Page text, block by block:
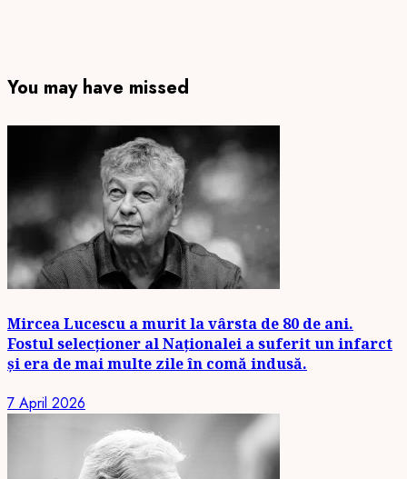
You may have missed
Mircea Lucescu a murit la vârsta de 80 de ani.
Fostul selecționer al Naționalei a suferit un infarct
și era de mai multe zile în comă indusă.
7 April 2026